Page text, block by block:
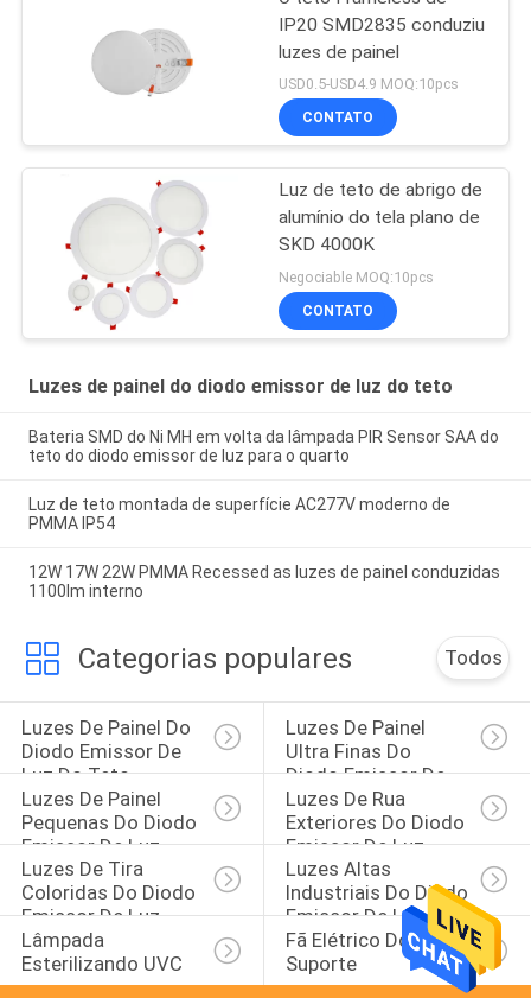
IP20 SMD2835 conduziu
luzes de painel
USD0.5-USD4.9 MOQ:10pcs
CONTATO
Luz de teto de abrigo de
alumínio do tela plano de
SKD 4000K
Negociable MOQ:10pcs
CONTATO
Luzes de painel do diodo emissor de luz do teto
Bateria SMD do Ni MH em volta da lâmpada PIR Sensor SAA do
teto do diodo emissor de luz para o quarto
Luz de teto montada de superfície AC277V moderno de
PMMA IP54
12W 17W 22W PMMA Recessed as luzes de painel conduzidas
1100lm interno
Categorias populares Todos
Luzes De Painel Do
Diodo Emissor De
Luz Do Teto
Luzes De Painel
Ultra Finas Do
Diodo Emissor De
Luz
Luzes De Painel
Pequenas Do Diodo
Emissor De Luz
Luzes De Rua
Exteriores Do Diodo
Emissor De Luz
Luzes De Tira
Coloridas Do Diodo
Emissor De Luz
Luzes Altas
Industriais Do Diodo
Emissor De Luz Da
Baía
Lâmpada
Esterilizando UVC
Fã Elétrico Do
Suporte